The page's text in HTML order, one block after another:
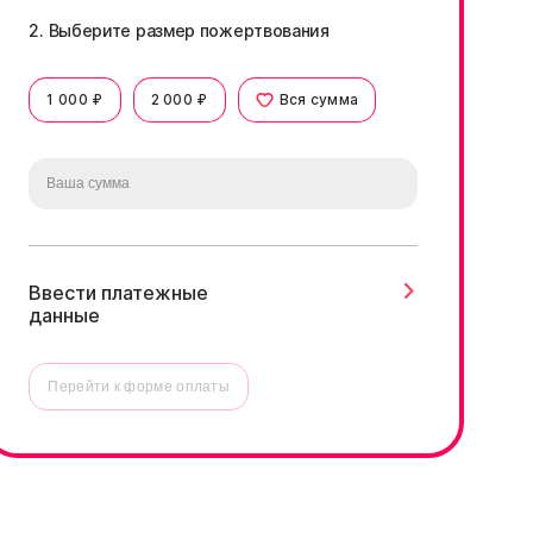
2. Выберите размер пожертвования
1 000 ₽ 2 000 ₽ Вся сумма
Ввести платежные
данные
Перейти к форме оплаты